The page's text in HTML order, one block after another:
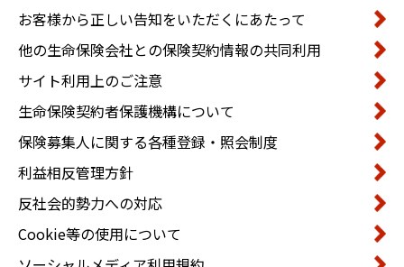
お客様から正しい告知をいただくにあたって
他の生命保険会社との保険契約情報の共同利用
サイト利用上のご注意
生命保険契約者保護機構について
保険募集人に関する各種登録・照会制度
利益相反管理方針
反社会的勢力への対応
Cookie等の使用について